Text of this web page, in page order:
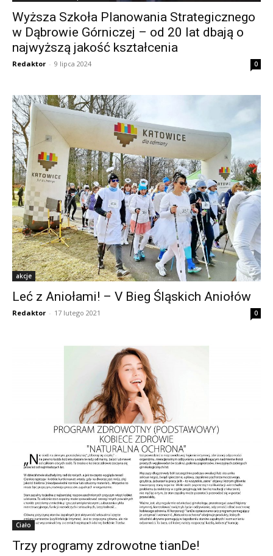
Wyższa Szkoła Planowania Strategicznego
w Dąbrowie Górniczej – od 20 lat dbają o
najwyższą jakość kształcenia
Redaktor - 9 lipca 2024 0
akcje
Leć z Aniołami! – V Bieg Śląskich Aniołów
Redaktor - 17 lutego 2021 0
Ciało
Trzy programy zdrowotne tianDe!